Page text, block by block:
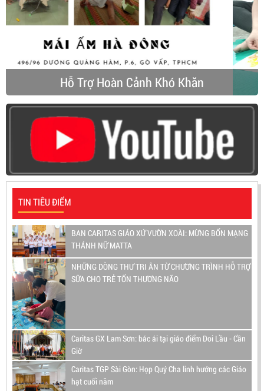
Hỗ Trợ Hoàn Cảnh Khó Khăn
TIN TIÊU ĐIỂM
BAN CARITAS GIÁO XỨ VƯỜN XOÀI: MỪNG BỔN MẠNG
THÁNH NỮ MATTA
NHỮNG DÒNG THƯ TRI ÂN TỪ CHƯƠNG TRÌNH HỖ TRỢ
SỮA CHO TRẺ TỔN THƯƠNG NÃO
Caritas GX Lam Sơn: bác ái tại giáo điểm Doi Lầu - Cần
Giờ
Caritas TGP Sài Gòn: Họp Quý Cha linh hướng các Giáo
hạt cuối năm